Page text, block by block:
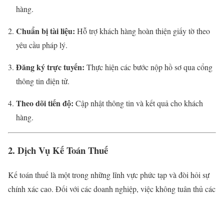
hàng.
Chuẩn bị tài liệu: Hỗ trợ khách hàng hoàn thiện giấy tờ theo
yêu cầu pháp lý.
Đăng ký trực tuyến: Thực hiện các bước nộp hồ sơ qua cổng
thông tin điện tử.
Theo dõi tiến độ: Cập nhật thông tin và kết quả cho khách
hàng.
2. Dịch Vụ Kế Toán Thuế
Kế toán thuế là một trong những lĩnh vực phức tạp và đòi hỏi sự
chính xác cao. Đối với các doanh nghiệp, việc không tuân thủ các